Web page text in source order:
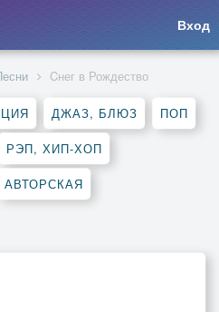
Вход
Cнег в Рождество
ДЖАЗ, БЛЮЗ ПОП
РЭП, ХИП-ХОП
АВТОРСКАЯ